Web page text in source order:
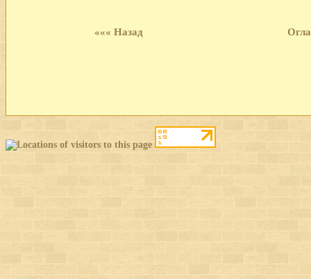
««« Назад